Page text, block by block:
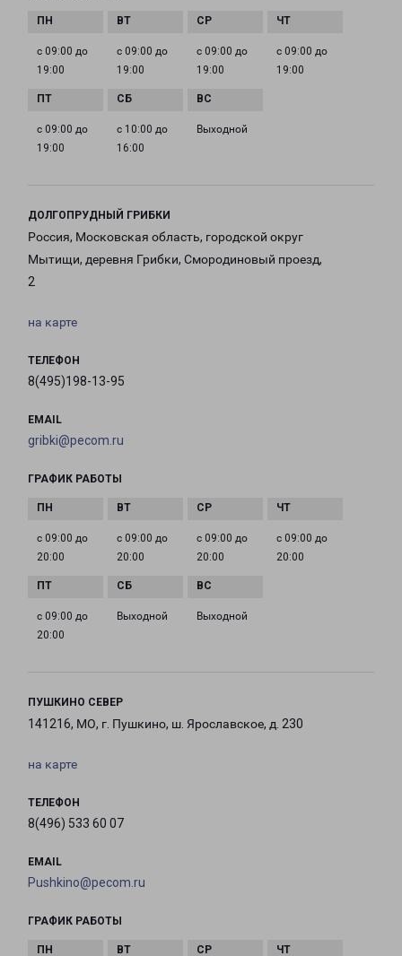
с 09:00 до
19:00
с 09:00 до
19:00
с 09:00 до
19:00
с 09:00 до
19:00
с 09:00 до
19:00
с 10:00 до
16:00
Выходной
ДОЛГОПРУДНЫЙ ГРИБКИ
Россия, Московская область, городской округ
Мытищи, деревня Грибки, Смородиновый проезд,
2
на карте
ТЕЛЕФОН
8(495)198-13-95
EMAIL
gribki@pecom.ru
ГРАФИК РАБОТЫ
с 09:00 до
20:00
с 09:00 до
20:00
с 09:00 до
20:00
с 09:00 до
20:00
с 09:00 до
20:00
Выходной Выходной
ПУШКИНО СЕВЕР
141216, МО, г. Пушкино, ш. Ярославское, д. 230
на карте
ТЕЛЕФОН
8(496) 533 60 07
EMAIL
Pushkino@pecom.ru
ГРАФИК РАБОТЫ